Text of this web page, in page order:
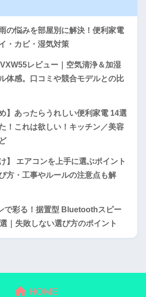
の悩みを部屋別に解決！便利家電
・カビ・湿気対策
レビュー｜空気清浄＆加湿
体感。口コミや競合モデルとの比
】あったらうれしい便利家電 14選
！これは欲しい！キッチン／美容
】 エアコンを上手に選ぶポイント
方・工事やルールの注意点も解
で彩る！据置型 Bluetoothスピー
｜失敗しない選び方のポイント
HOME